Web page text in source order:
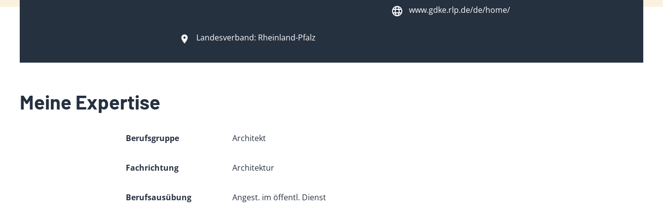
www.gdke.rlp.de/de/home/
Landesverband: Rheinland-Pfalz
Meine Expertise
Berufsgruppe Architekt
Fachrichtung Architektur
Berufsausübung Angest. im öffentl. Dienst